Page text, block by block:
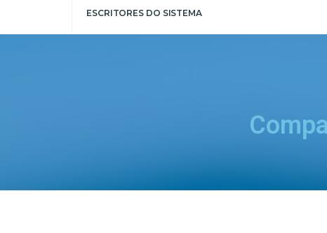
ESCRITORES DO SISTEMA